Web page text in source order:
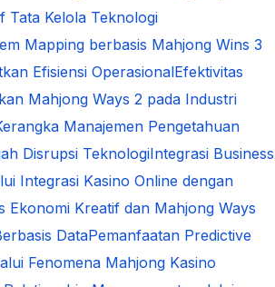
Tata Kelola Teknologi
Mapping berbasis Mahjong Wins 3
Efisiensi OperasionalEfektivitas
Mahjong Ways 2 pada Industri
Manajemen Pengetahuan
Disrupsi TeknologiIntegrasi Business
Integrasi Kasino Online dengan
Ekonomi Kreatif dan Mahjong Ways
DataPemanfaatan Predictive
Fenomena Mahjong Kasino